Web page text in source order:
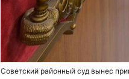
Советский районный суд вынес